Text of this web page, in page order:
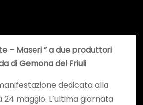
– Maseri ” a due produttori
di Gemona del Friuli
dedicata alla
maggio. L’ultima giornata